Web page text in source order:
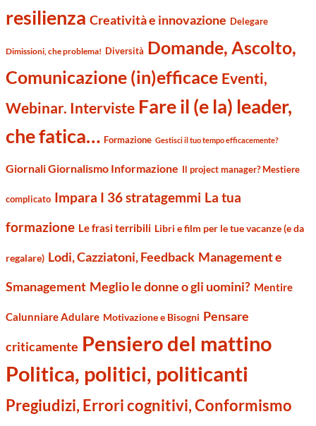
resilienza Creatività e innovazione Delegare
Dimissioni, che problema! Diversità Domande, Ascolto,
Comunicazione (in)efficace Eventi,
Webinar. Interviste Fare il (e la) leader,
che fatica… Formazione Gestisci il tuo tempo efficacemente?
Giornali Giornalismo Informazione Il project manager? Mestiere
complicato Impara I 36 stratagemmi La tua
formazione Le frasi terribili Libri e film per le tue vacanze (e da
regalare) Lodi, Cazziatoni, Feedback Management e
Smanagement Meglio le donne o gli uomini? Mentire
Calunniare Adulare Motivazione e Bisogni Pensare
criticamente Pensiero del mattino
Politica, politici, politicanti
Pregiudizi, Errori cognitivi, Conformismo